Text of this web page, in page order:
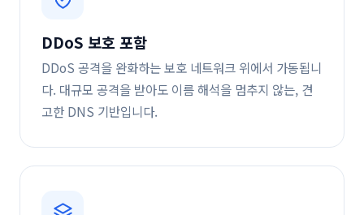
DDoS 보호 포함
DDoS 공격을 완화하는 보호 네트워크 위에서 가동됩니
다. 대규모 공격을 받아도 이름 해석을 멈추지 않는, 견
고한 DNS 기반입니다.